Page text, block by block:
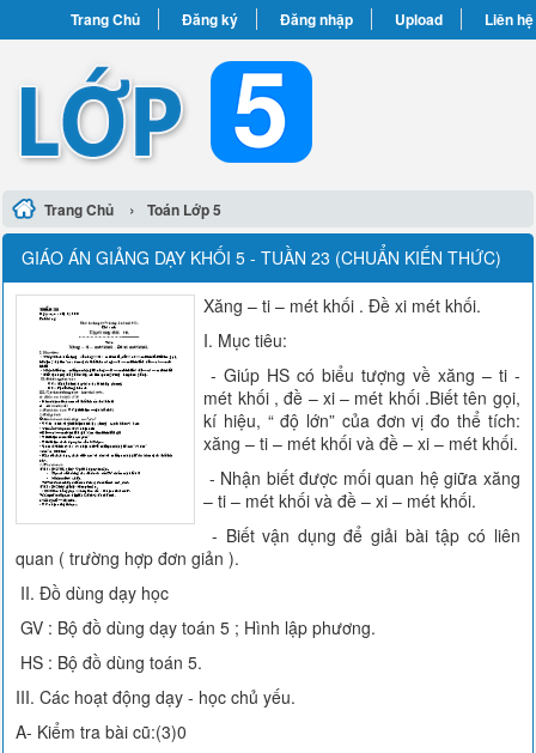
Trang Chủ Đăng ký Đăng nhập Upload Liên hệ
Trang Chủ › Toán Lớp 5
GIÁO ÁN GIẢNG DẠY KHỐI 5 - TUẦN 23 (CHUẨN KIẾN THỨC)
Xăng – ti – mét khối . Đề xi mét khối.
I. Mục tiêu:
- Giúp HS có biểu tượng về xăng – ti -
mét khối , đề – xi – mét khối .Biết tên gọi,
kí hiệu, “ độ lớn” của đơn vị đo thể tích:
xăng – ti – mét khối và đề – xi – mét khối.
- Nhận biết được mối quan hệ giữa xăng
– ti – mét khối và đề – xi – mét khối.
- Biết vận dụng để giải bài tập có liên
quan ( trường hợp đơn giản ).
II. Đồ dùng dạy học
GV : Bộ đồ dùng dạy toán 5 ; Hình lập phương.
HS : Bộ đồ dùng toán 5.
III. Các hoạt động dạy - học chủ yếu.
A- Kiểm tra bài cũ:(3)0